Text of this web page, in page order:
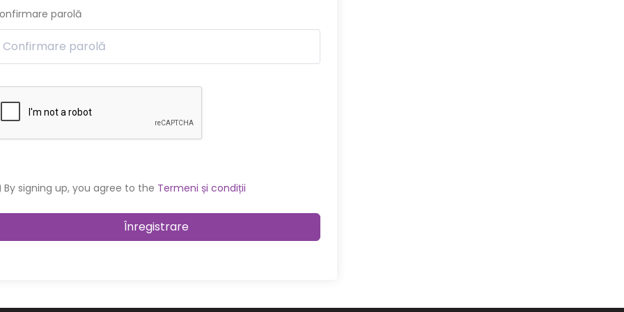
parolă
By signing up, you agree to the Termeni și condiții
Înregistrare